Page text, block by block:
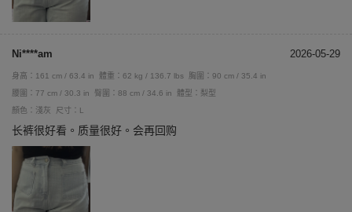
Ni****am 2026-05-29
身高：161 cm / 63.4 in 體重：62 kg / 136.7 lbs
胸圍：90 cm / 35.4 in
腰圍：77 cm / 30.3 in
臀圍：88 cm / 34.6 in
體型：梨型
顏色：淺灰
尺寸：L
长裤很好看。质量很好。会再回购